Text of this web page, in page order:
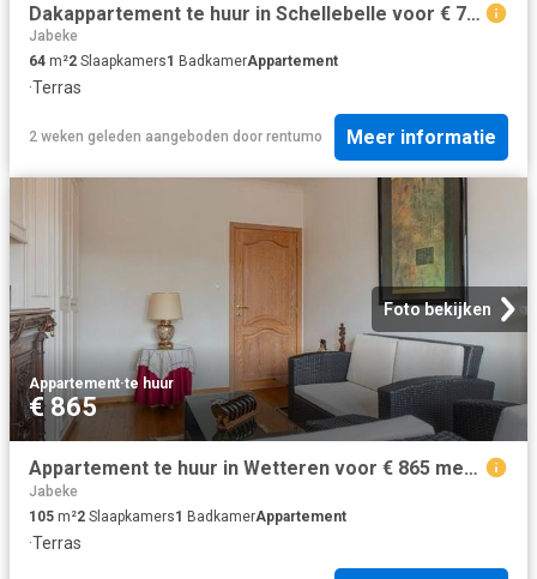
Dakappartement te huur in Schellebelle voor € 750 met 2 slaapkamers
Jabeke
64 m²2 Slaapkamers1 BadkamerAppartement
·Terras
2 weken geleden aangeboden door rentumo Meer informatie
Foto bekijken
Appartement·te huur
€ 865
Appartement te huur in Wetteren voor € 865 met 2 slaapkamers
Jabeke
105 m²2 Slaapkamers1 BadkamerAppartement
·Terras